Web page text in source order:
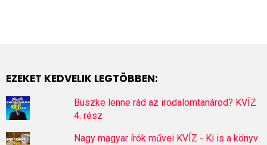
EZEKET KEDVELIK LEGTÖBBEN:
Büszke lenne rád az irodalomtanárod? KVÍZ
4. rész
Nagy magyar írók művei KVÍZ - Ki is a könyv